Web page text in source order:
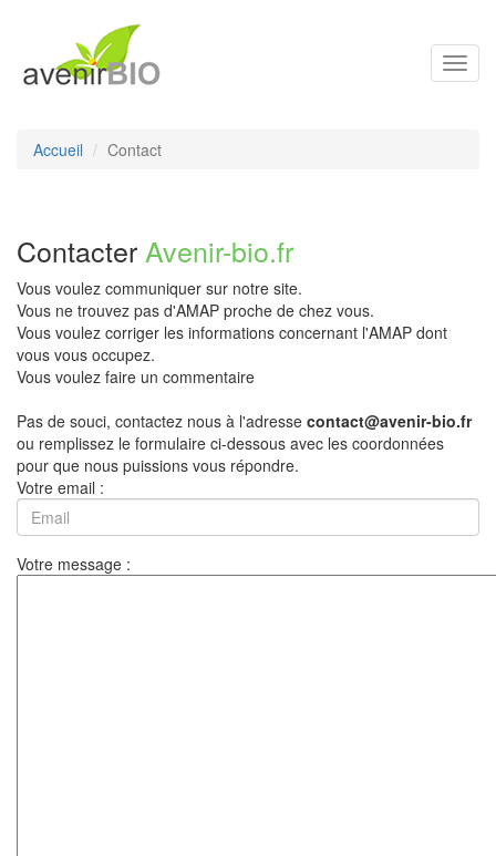
Accueil Contact
Contacter Avenir-bio.fr
Vous voulez communiquer sur notre site.
Vous ne trouvez pas d'AMAP proche de chez vous.
Vous voulez corriger les informations concernant l'AMAP dont
vous vous occupez.
Vous voulez faire un commentaire
Pas de souci, contactez nous à l'adresse contact@avenir-bio.fr
ou remplissez le formulaire ci-dessous avec les coordonnées
pour que nous puissions vous répondre.
Votre email :
Votre message :